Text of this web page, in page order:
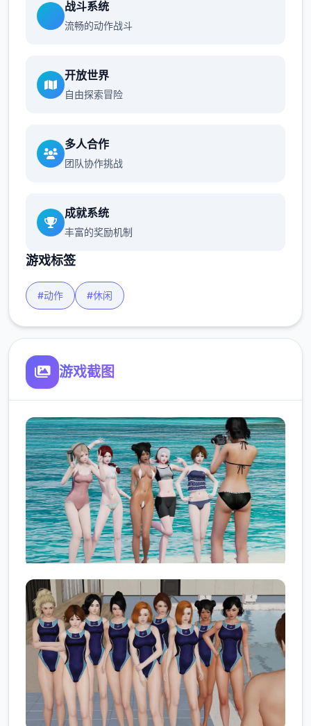
战斗系统
流畅的动作战斗
开放世界
自由探索冒险
多人合作
团队协作挑战
成就系统
丰富的奖励机制
游戏标签
#动作 #休闲
游戏截图